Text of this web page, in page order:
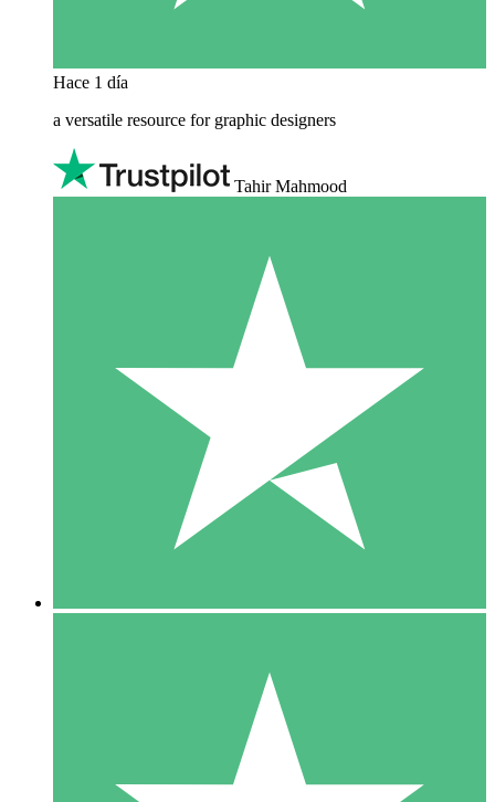
Hace 1 día
a versatile resource for graphic designers
Tahir Mahmood